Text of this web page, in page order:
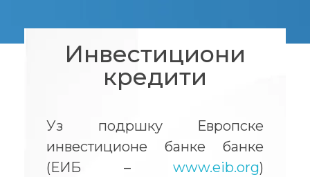
Инвестициони
кредити
Уз подршку Европске
инвестиционе банке банке
(ЕИБ – www.eib.org)